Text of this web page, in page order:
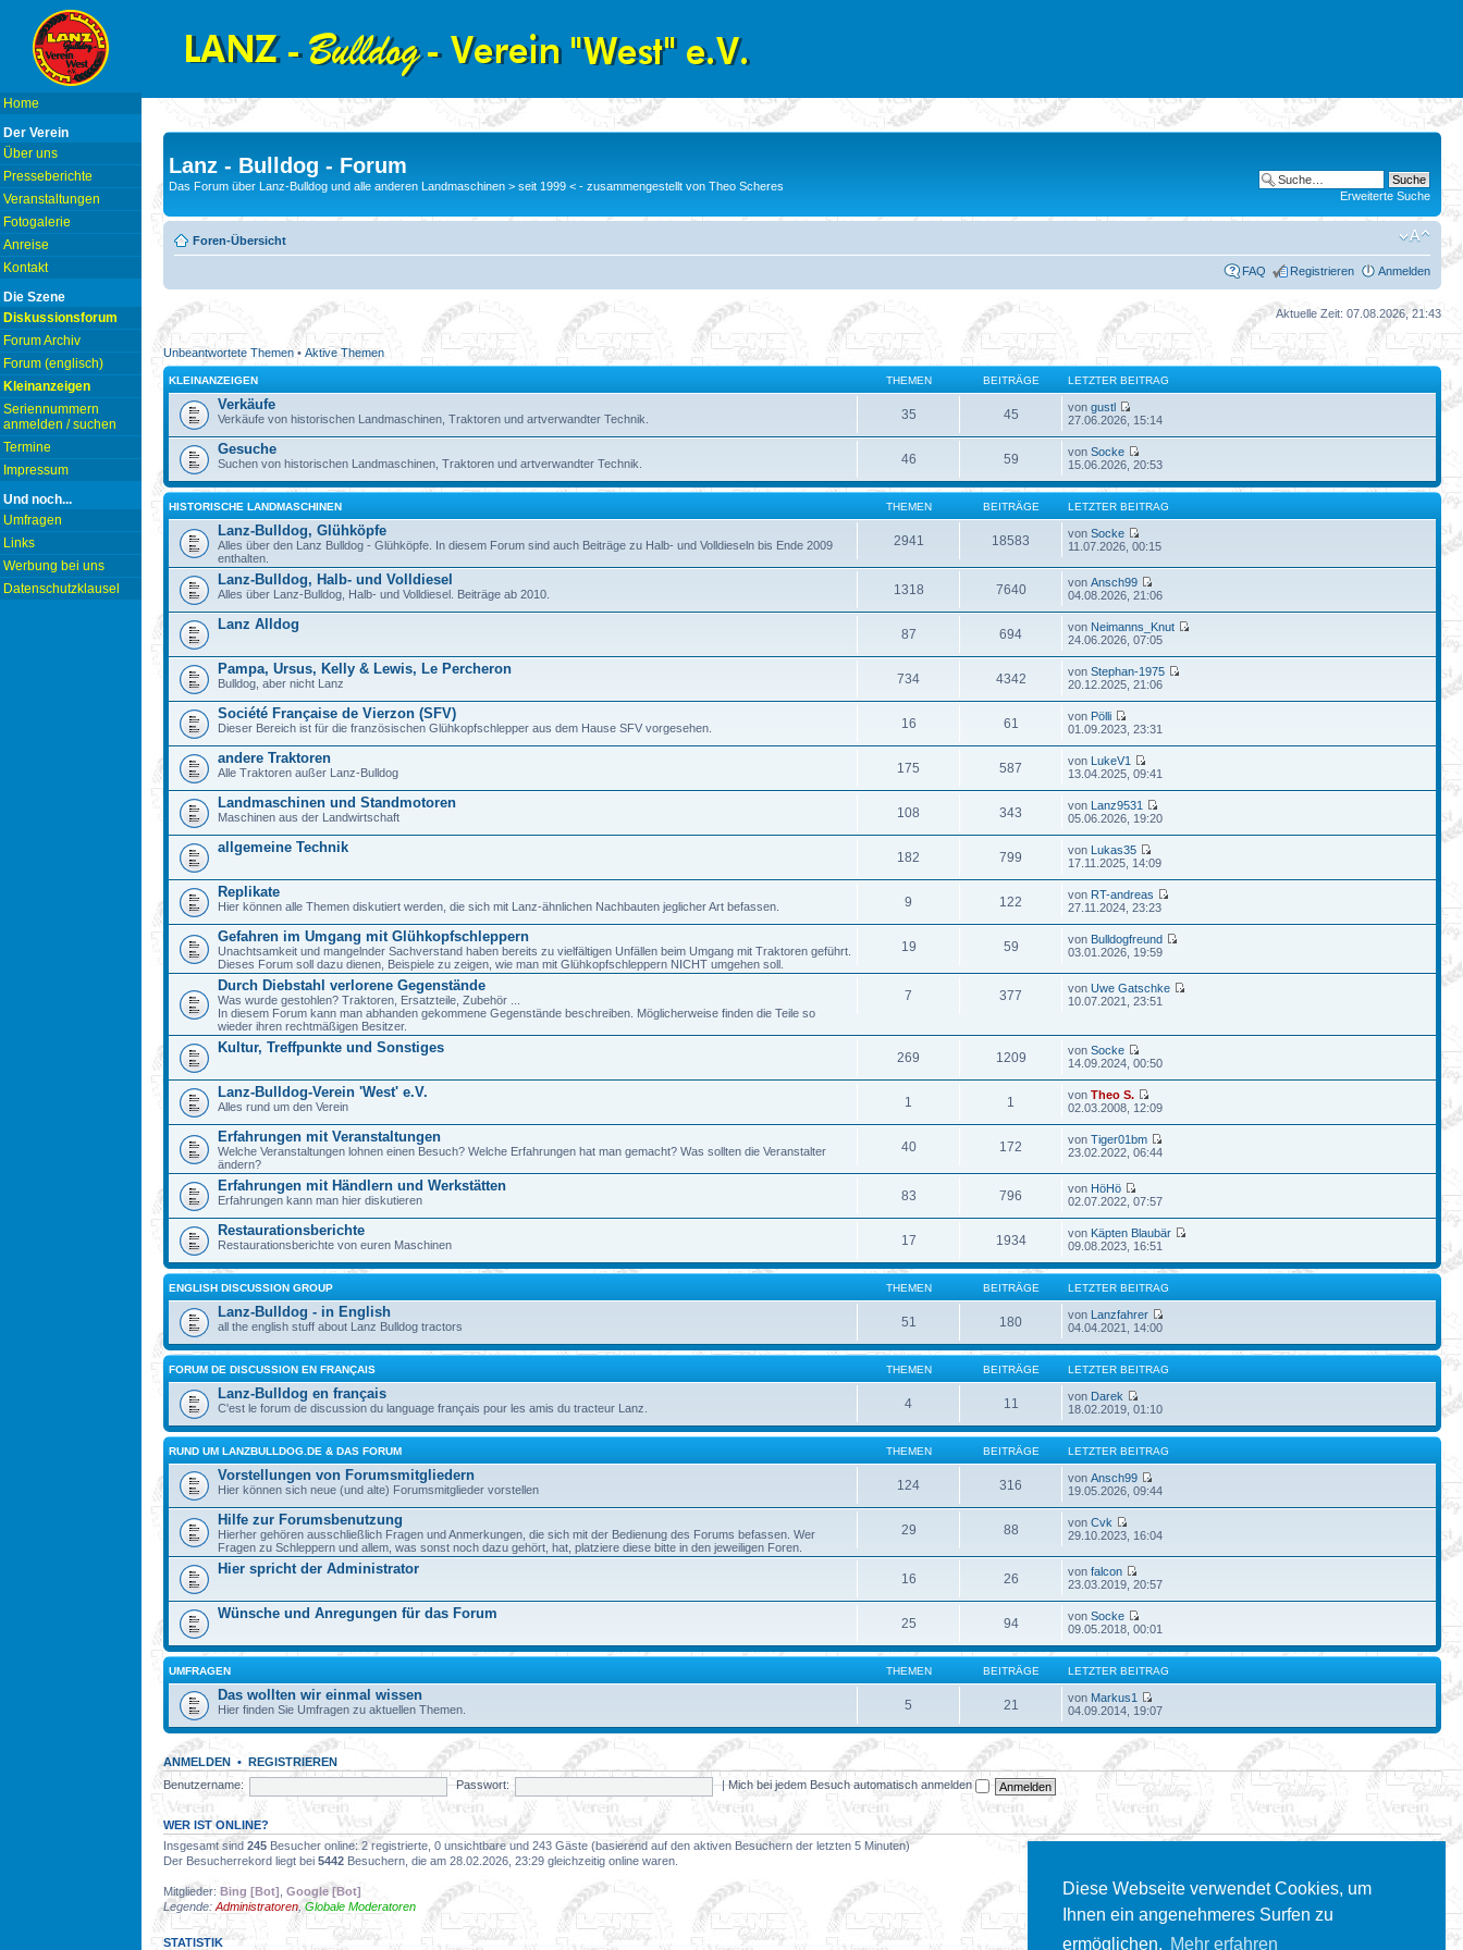
Diese Webseite verwendet Cookies, um
Ihnen ein angenehmeres Surfen zu
ermöglichen. Mehr erfahren
Home
Der Verein
Über uns
Presseberichte
Veranstaltungen
Fotogalerie
Anreise
Kontakt
Die Szene
Diskussionsforum
Forum Archiv
Forum (englisch)
Kleinanzeigen
Seriennummern
anmelden / suchen
Termine
Impressum
Und noch...
Umfragen
Links
Werbung bei uns
Datenschutzklausel
Lanz - Bulldog - Forum
Das Forum über Lanz-Bulldog und alle anderen Landmaschinen > seit 1999 < - zusammengestellt von Theo Scheres
Erweiterte Suche
Foren-Übersicht
FAQ Registrieren Anmelden
Aktuelle Zeit: 07.08.2026, 21:43
Unbeantwortete Themen• Aktive Themen
KLEINANZEIGEN THEMEN BEITRÄGE LETZTER BEITRAG
Verkäufe
Verkäufe von historischen Landmaschinen, Traktoren und artverwandter Technik. 35 45 vongustl
27.06.2026, 15:14
Gesuche
Suchen von historischen Landmaschinen, Traktoren und artverwandter Technik. 46 59 vonSocke
15.06.2026, 20:53
HISTORISCHE LANDMASCHINEN THEMEN BEITRÄGE LETZTER BEITRAG
Lanz-Bulldog, Glühköpfe
Alles über den Lanz Bulldog - Glühköpfe. In diesem Forum sind auch Beiträge zu Halb- und Volldieseln bis Ende 2009
enthalten.
2941 18583 vonSocke
11.07.2026, 00:15
Lanz-Bulldog, Halb- und Volldiesel
Alles über Lanz-Bulldog, Halb- und Volldiesel. Beiträge ab 2010. 1318 7640 vonAnsch99
04.08.2026, 21:06
Lanz Alldog
87 694 von Neimanns_Knut
24.06.2026, 07:05
Pampa, Ursus, Kelly & Lewis, Le Percheron
Bulldog, aber nicht Lanz 734 4342 vonStephan-1975
20.12.2025, 21:06
Société Française de Vierzon (SFV)
Dieser Bereich ist für die französischen Glühkopfschlepper aus dem Hause SFV vorgesehen. 16 61 von Pölli
01.09.2023, 23:31
andere Traktoren
Alle Traktoren außer Lanz-Bulldog 175 587 von LukeV1
13.04.2025, 09:41
Landmaschinen und Standmotoren
Maschinen aus der Landwirtschaft 108 343 von Lanz9531
05.06.2026, 19:20
allgemeine Technik
182 799 von Lukas35
17.11.2025, 14:09
Replikate
Hier können alle Themen diskutiert werden, die sich mit Lanz-ähnlichen Nachbauten jeglicher Art befassen. 9 122 von RT-andreas
27.11.2024, 23:23
Gefahren im Umgang mit Glühkopfschleppern
Unachtsamkeit und mangelnder Sachverstand haben bereits zu vielfältigen Unfällen beim Umgang mit Traktoren geführt.
Dieses Forum soll dazu dienen, Beispiele zu zeigen, wie man mit Glühkopfschleppern NICHT umgehen soll.
19 59 von Bulldogfreund
03.01.2026, 19:59
Durch Diebstahl verlorene Gegenstände
Was wurde gestohlen? Traktoren, Ersatzteile, Zubehör ...
In diesem Forum kann man abhanden gekommene Gegenstände beschreiben. Möglicherweise finden die Teile so
wieder ihren rechtmäßigen Besitzer.
7 377 vonUwe Gatschke
10.07.2021, 23:51
Kultur, Treffpunkte und Sonstiges
269 1209 vonSocke
14.09.2024, 00:50
Lanz-Bulldog-Verein 'West' e.V.
Alles rund um den Verein 1 1 vonTheo S.
02.03.2008, 12:09
Erfahrungen mit Veranstaltungen
Welche Veranstaltungen lohnen einen Besuch? Welche Erfahrungen hat man gemacht? Was sollten die Veranstalter
ändern?
40 172 vonTiger01bm
23.02.2022, 06:44
Erfahrungen mit Händlern und Werkstätten
Erfahrungen kann man hier diskutieren 83 796 von HöHö
02.07.2022, 07:57
Restaurationsberichte
Restaurationsberichte von euren Maschinen 17 1934 von Käpten Blaubär
09.08.2023, 16:51
ENGLISH DISCUSSION GROUP THEMEN BEITRÄGE LETZTER BEITRAG
Lanz-Bulldog - in English
all the english stuff about Lanz Bulldog tractors 51 180 von Lanzfahrer
04.04.2021, 14:00
FORUM DE DISCUSSION EN FRANÇAIS THEMEN BEITRÄGE LETZTER BEITRAG
Lanz-Bulldog en français
C'est le forum de discussion du language français pour les amis du tracteur Lanz. 4 11 von Darek
18.02.2019, 01:10
RUND UM LANZBULLDOG.DE & DAS FORUM THEMEN BEITRÄGE LETZTER BEITRAG
Vorstellungen von Forumsmitgliedern
Hier können sich neue (und alte) Forumsmitglieder vorstellen 124 316 vonAnsch99
19.05.2026, 09:44
Hilfe zur Forumsbenutzung
Hierher gehören ausschließlich Fragen und Anmerkungen, die sich mit der Bedienung des Forums befassen. Wer
Fragen zu Schleppern und allem, was sonst noch dazu gehört, hat, platziere diese bitte in den jeweiligen Foren.
29 88 vonCvk
29.10.2023, 16:04
Hier spricht der Administrator
16 26 vonfalcon
23.03.2019, 20:57
Wünsche und Anregungen für das Forum
25 94 vonSocke
09.05.2018, 00:01
UMFRAGEN THEMEN BEITRÄGE LETZTER BEITRAG
Das wollten wir einmal wissen
Hier finden Sie Umfragen zu aktuellen Themen. 5 21 von Markus1
04.09.2014, 19:07
ANMELDEN • REGISTRIEREN
Benutzername:
Passwort: |Mich bei jedem Besuch automatisch anmelden
WER IST ONLINE?
Insgesamt sind 245 Besucher online: 2 registrierte, 0 unsichtbare und 243 Gäste (basierend auf den aktiven Besuchern der letzten 5 Minuten)
Der Besucherrekord liegt bei 5442 Besuchern, die am 28.02.2026, 23:29 gleichzeitig online waren.
Mitglieder: Bing [Bot] Google [Bot]
Legende: Administratoren ,Globale Moderatoren
STATISTIK